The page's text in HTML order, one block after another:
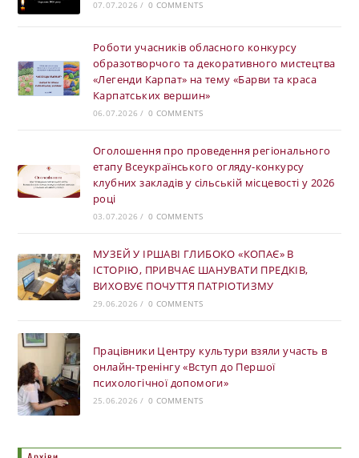
07.07.2026 / 0 COMMENTS
Роботи учасників обласного конкурсу
образотворчого та декоративного мистецтва
«Легенди Карпат» на тему «Барви та краса
Карпатських вершин»
06.07.2026 / 0 COMMENTS
Оголошення про проведення регіонального
етапу Всеукраїнського огляду-конкурсу
клубних закладів у сільській місцевості у 2026
році
03.07.2026 / 0 COMMENTS
МУЗЕЙ У ІРШАВІ ГЛИБОКО «КОПАЄ» В
ІСТОРІЮ, ПРИВЧАЄ ШАНУВАТИ ПРЕДКІВ,
ВИХОВУЄ ПОЧУТТЯ ПАТРІОТИЗМУ
29.06.2026 / 0 COMMENTS
Працівники Центру культури взяли участь в
онлайн-тренінгу «Вступ до Першої
психологічної допомоги»
25.06.2026 / 0 COMMENTS